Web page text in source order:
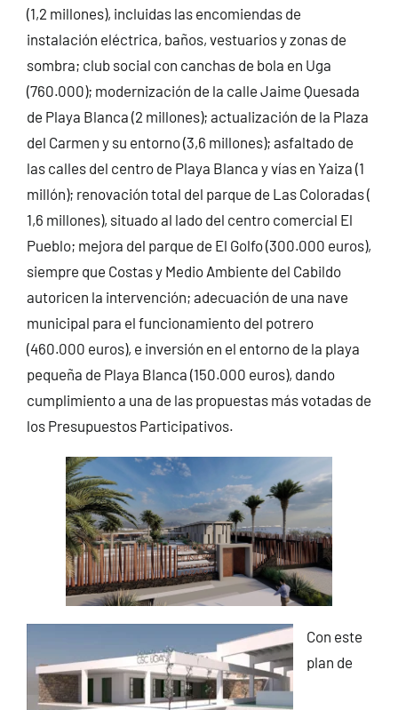
(1,2 millones), incluidas las encomiendas de
instalación eléctrica, baños, vestuarios y zonas de
sombra; club social con canchas de bola en Uga
(760.000); modernización de la calle Jaime Quesada
de Playa Blanca (2 millones); actualización de la Plaza
del Carmen y su entorno (3,6 millones); asfaltado de
las calles del centro de Playa Blanca y vías en Yaiza (1
millón); renovación total del parque de Las Coloradas (
1,6 millones), situado al lado del centro comercial El
Pueblo; mejora del parque de El Golfo (300.000 euros),
siempre que Costas y Medio Ambiente del Cabildo
autoricen la intervención; adecuación de una nave
municipal para el funcionamiento del potrero
(460.000 euros), e inversión en el entorno de la playa
pequeña de Playa Blanca (150.000 euros), dando
cumplimiento a una de las propuestas más votadas de
los Presupuestos Participativos.
Con este
plan de